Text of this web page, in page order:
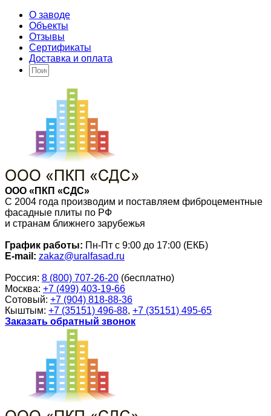
О заводе
Объекты
Отзывы
Сертификаты
Доставка и оплата
ООО «ПКП «СДС»
С 2004 года производим и поставляем фиброцементные
фасадные плиты по РФ
и странам ближнего зарубежья
График работы: Пн-Пт с 9:00 до 17:00 (ЕКБ)
E-mail: zakaz@uralfasad.ru
Россия: 8 (800) 707-26-20 (бесплатно)
Москва: +7 (499) 403-19-66
Сотовый: +7 (904) 818-88-36
Кыштым: +7 (35151) 496-88, +7 (35151) 495-65
Заказать обратный звонок